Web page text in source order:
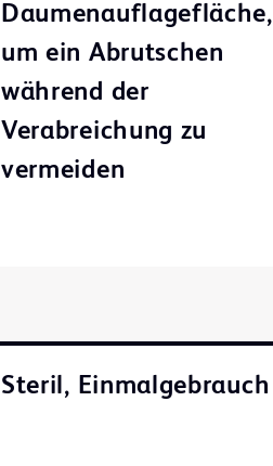
Daumenauflagefläche,
um ein Abrutschen
während der
Verabreichung zu
vermeiden
Steril, Einmalgebrauch